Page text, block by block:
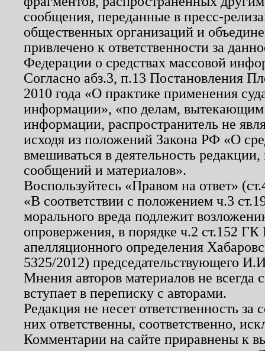
сообщения, переданные в пресс-
общественных организаций и
привлечено к ответственности за
Федерации о средствах массовой
Согласно абз.3, п.13 Постановления
2010 года «О практике применения
информации», «по делам, вытекающим
информации, распространитель не
исходя из положений Закона РФ «О
вмешиваться в деятельность
сообщений и материалов».
Воспользуйтесь «Правом на ответ»
«В соответствии с положением ч.3
морального вреда подлежит
опровержения, в порядке ч.2 ст.152
апелляционного определения
5325/2012) председательствующего
Мнения авторов материалов не
вступает в переписку с авторами.
Редакция не несет ответственность
них ответственны, соответственно,
Комментарии на сайте приравнены к